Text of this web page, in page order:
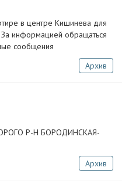
в центре Кишинева для
информацией обращаться
сообщения
Архив
Р-Н БОРОДИНСКАЯ-
Архив